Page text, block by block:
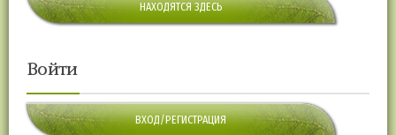
НАХОДЯТСЯ ЗДЕСЬ
Войти
ВХОД/РЕГИСТРАЦИЯ